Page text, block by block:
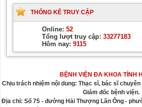
THỐNG KÊ TRUY CẬP
Online: 52
Tổng lượt truy cập: 33277183
Hôm nay: 9115
BỆNH VIỆN ĐA KHOA TỈNH
Chịu trách nhiệm nội dung: Thạc sĩ, bác sĩ chuyên
Giám đốc bệnh viện.
Địa chỉ: Số 75 - đường Hải Thượng Lãn Ông -